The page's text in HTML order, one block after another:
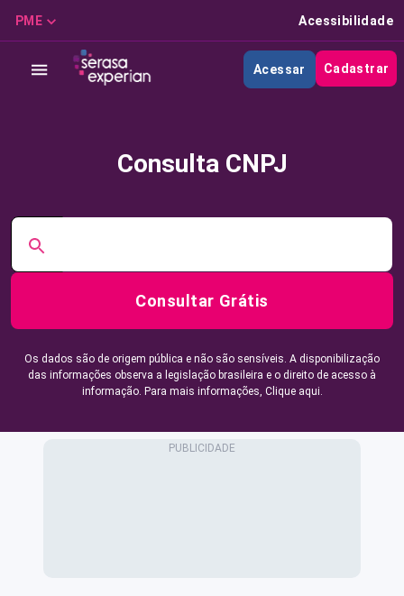
PME Acessibilidade
Acessar Cadastrar
Consulta CNPJ
Consultar Grátis
Os dados são de origem pública e não são sensíveis. A disponibilização
das informações observa a legislação brasileira e o direito de acesso à
informação. Para mais informações, Clique aqui.